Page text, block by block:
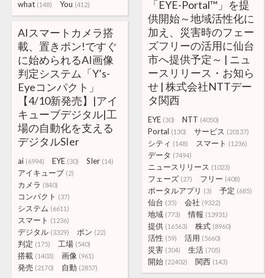
what (148) You (412)
「EYE-Portal™」を提
供開始～地域活性化に
加え、災害時のフェー
ズフリーの活用に仙台
市へ提供予定～ | ニュ
ースリリース・お知ら
せ | 株式会社NTTデー
タ関西
EYE (30) NTT (4050)
Portal (130) サービス (20137)
シティ (148) スマート (1236)
データ (7494)
ニュースリリース (1023)
フェーズ (27) フリー (408)
ポータルアプリ (3) 予定 (685)
仙台 (35) 会社 (9322)
地域 (773) 情報 (13931)
提供 (16563) 株式 (8960)
活性 (59) 活用 (5660)
災害 (304) 生活 (705)
開始 (22402) 関西 (143)
AIスマートカメラ搭
載、置きポン!ですぐ
に始められるAI画像
判定システム「Y’s-
Eyeコンパクト」
【4/10新発売】|アイ
キューブデジタル|工
場の自動化を支える
デジタルSIer
ai (6994) EYE (30) SIer (14)
アイキューブ (2)
カメラ (840)
コンパクト (37)
システム (6611)
スマート (1236)
デジタル (3329) ポン (22)
判定 (175) 工場 (540)
搭載 (1403) 画像 (961)
発売 (2170) 自動 (2857)